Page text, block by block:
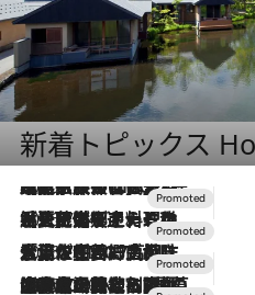
新着トピックス
2026.7.31
【ホテル帰省】という選択肢をOMOが提案。家族とほどよい距離を保つには「昼は実家、夜は気兼ねなくホテルで！」
2026.7.24
【夏限定ディナーコース】旬を迎える稚鮎や花ズッキーニなどをイタリア・トスカーナの郷土料理の手法で満喫！
2026.7.17
「土佐和ハーブかき氷」がOMO7高知に登場！生姜、山椒、大葉など目にも舌にも涼を呼ぶ郷土の味
2026.7.10
NEW OPEN！【界 草津】名湯の地に誕生。趣の異なる2種の温泉と上州ならではの会席・蕎麦割烹など美食を味わう究極の癒やし旅